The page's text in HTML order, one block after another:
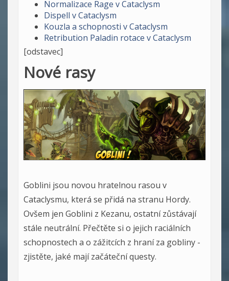
Normalizace Rage v Cataclysm
Dispell v Cataclysm
Kouzla a schopnosti v Cataclysm
Retribution Paladin rotace v Cataclysm
[odstavec]
Nové rasy
Goblini jsou novou hratelnou rasou v
Cataclysmu, která se přidá na stranu Hordy.
Ovšem jen Goblini z Kezanu, ostatní zůstávají
stále neutrální. Přečtěte si o jejich raciálních
schopnostech a o zážitcích z hraní za gobliny -
zjistěte, jaké mají začáteční questy.